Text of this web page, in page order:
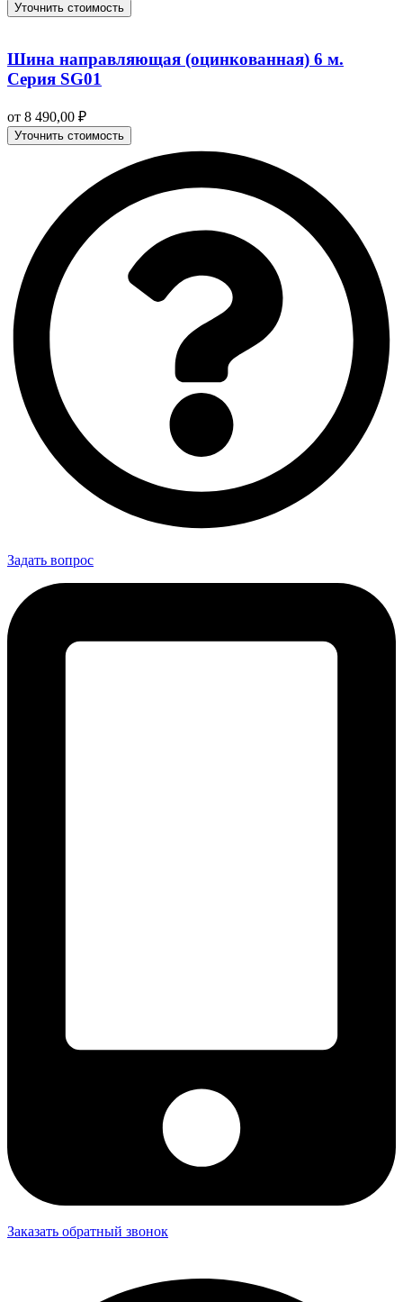
Уточнить стоимость
Шина направляющая (оцинкованная) 6 м.
Серия SG01
от 8 490,00 ₽
Уточнить стоимость
Задать вопрос
Заказать обратный звонок